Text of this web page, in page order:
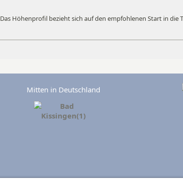
Das Höhenprofil bezieht sich auf den empfohlenen Start in die
Mitten in Deutschland